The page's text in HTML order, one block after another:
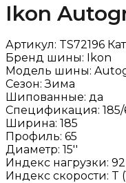
Ikon
Артикул: TS72196
Бренд шины: Ikon
Модель шины:
Сезон:Зима
Шипованные: да
Спецификация:
Ширина: 185
Профиль: 65
Диаметр: 15''
Индекс нагрузки:
Индекс скорости: T